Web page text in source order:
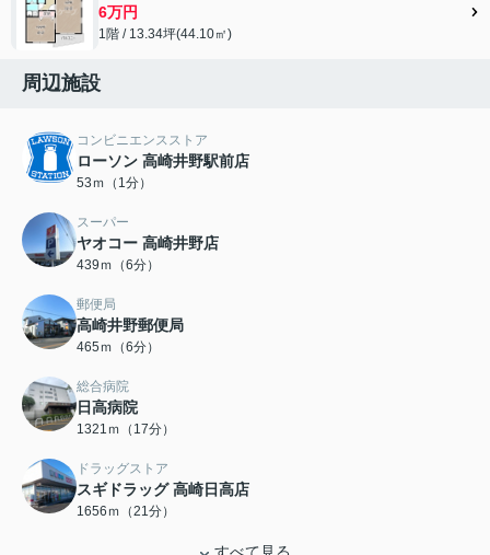
6万円
1階 / 13.34坪(44.10㎡)
周辺施設
コンビニエンスストア
ローソン 高崎井野駅前店
53ｍ（1分）
スーパー
ヤオコー 高崎井野店
439ｍ（6分）
郵便局
高崎井野郵便局
465ｍ（6分）
総合病院
日高病院
1321ｍ（17分）
ドラッグストア
スギドラッグ 高崎日高店
1656ｍ（21分）